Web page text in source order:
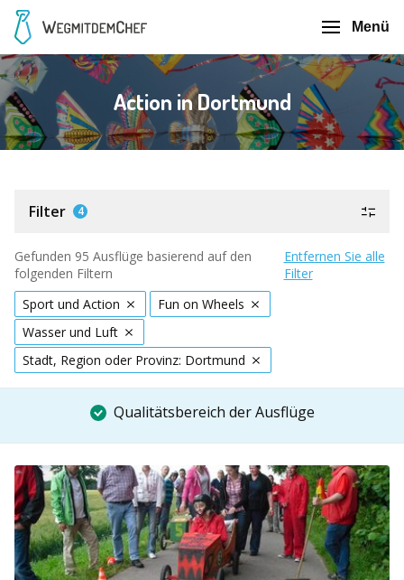
Menü
Action in Dortmund
Filter 4
Gefunden 95 Ausflüge basierend auf den
folgenden Filtern
Entfernen Sie alle
Filter
Sport und Action
Fun on Wheels
Wasser und Luft
Stadt, Region oder Provinz: Dortmund
Qualitätsbereich der Ausflüge